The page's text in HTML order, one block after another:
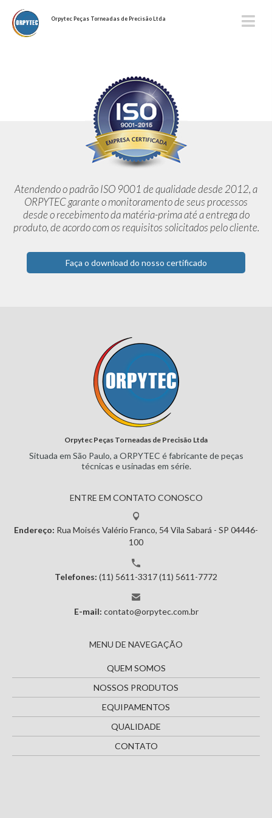
Orpytec Peças Torneadas de Precisão Ltda
Atendendo o padrão ISO 9001 de qualidade desde 2012,a
ORPYTEC garante o monitoramento de seus processos
desde orecebimento da matéria-prima até a entrega do
produto, de acordocom os requisitos solicitados pelo cliente.
Faça o download do nosso certificado
Orpytec Peças Torneadas de Precisão Ltda
Situada em São Paulo, a ORPYTEC é fabricante de peças
técnicas eusinadas em série.
ENTRE EM CONTATO CONOSCO
Endereço: Rua Moisés Valério Franco, 54Vila Sabará - SP 04446-
100
Telefones: (11) 5611-3317(11) 5611-7772
E-mail: contato@orpytec.com.br
MENU DE NAVEGAÇÃO
QUEM SOMOS
NOSSOS PRODUTOS
EQUIPAMENTOS
QUALIDADE
CONTATO